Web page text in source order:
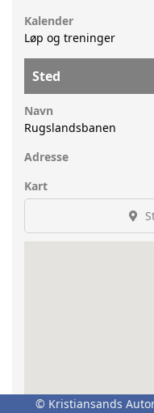
Kalender
Løp og treninger
Sted
Navn
Rugslandsbanen
Adresse
Kart
© Kristiansands